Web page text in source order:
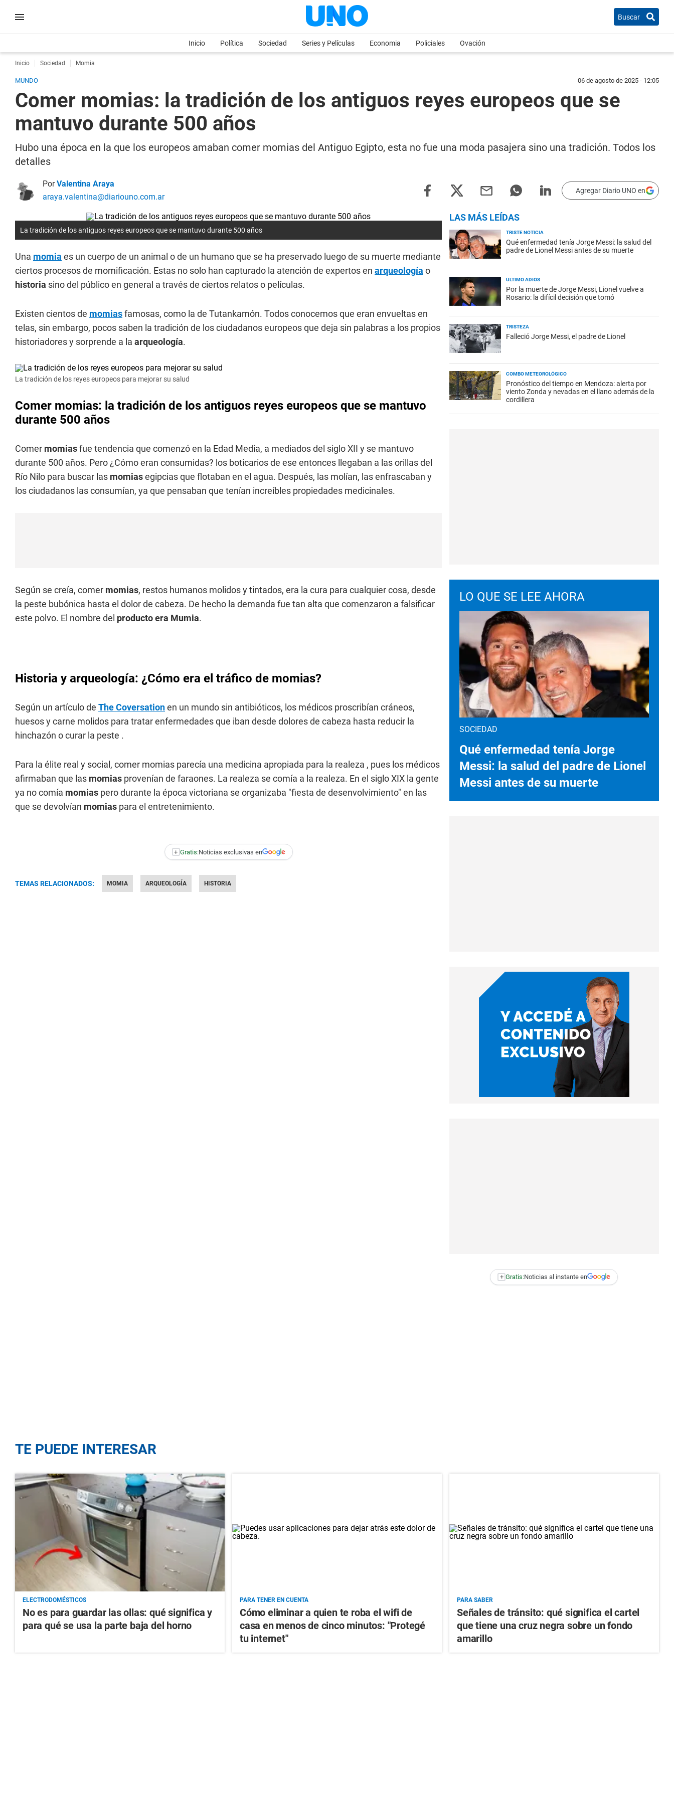
Buscar
Inicio Política Sociedad Series y Películas Economia Policiales Ovación
Inicio Sociedad Momia
MUNDO 06 de agosto de 2025 - 12:05
Comer momias: la tradición de los antiguos reyes europeos que se
mantuvo durante 500 años
Hubo una época en la que los europeos amaban comer momias del Antiguo Egipto, esta no fue una moda pasajera sino una tradición. Todos los
detalles
PorValentina Araya
araya.valentina@diariouno.com.ar
Agregar Diario UNO en
La tradición de los antiguos reyes europeos que se mantuvo durante 500 años
Una momia es un cuerpo de un animal o de un humano que se ha preservado luego de su muerte mediante
ciertos procesos de momificación. Estas no solo han capturado la atención de expertos en arqueología o
historia sino del público en general a través de ciertos relatos o películas.
Existen cientos de momiasfamosas, como la de Tutankamón. Todos conocemos que eran envueltas en
telas, sin embargo, pocos saben la tradición de los ciudadanos europeos que deja sin palabras a los propios
historiadores y sorprende a la arqueología.
La tradición de los reyes europeos para mejorar su salud
Comer momias: la tradición de los antiguos reyes europeos que se mantuvo
durante 500 años
Comer momiasfue tendencia que comenzó en la Edad Media, a mediados del siglo XII y se mantuvo
durante 500 años. Pero ¿Cómo eran consumidas? los boticarios de ese entonces llegaban a las orillas del
Río Nilo para buscar las momiasegipcias que flotaban en el agua. Después, las molían, las enfrascaban y
los ciudadanos las consumían, ya que pensaban que tenían increíbles propiedades medicinales.
Según se creía, comer momias, restos humanos molidos y tintados, era la cura para cualquier cosa, desde
la peste bubónica hasta el dolor de cabeza. De hecho la demanda fue tan alta que comenzaron a falsificar
este polvo. El nombre del producto era Mumia.
Historia y arqueología: ¿Cómo era el tráfico de momias?
Según un artículo de The Coversationen un mundo sin antibióticos, los médicos proscribían cráneos,
huesos y carne molidos para tratar enfermedades que iban desde dolores de cabeza hasta reducir la
hinchazón o curar la peste .
Para la élite real y social, comer momias parecía una medicina apropiada para la realeza , pues los médicos
afirmaban que las momias provenían de faraones. La realeza se comía a la realeza. En el siglo XIX la gente
ya no comía momias pero durante la época victoriana se organizaba "fiesta de desenvolvimiento" en las
que se devolvían momias para el entretenimiento.
+ Gratis:Noticias exclusivas en
TEMAS RELACIONADOS: MOMIA ARQUEOLOGÍA HISTORIA
LAS MÁS LEÍDAS
TRISTE NOTICIA
Qué enfermedad tenía Jorge Messi: la salud del
padre de Lionel Messi antes de su muerte
ÚLTIMO ADIÓS
Por la muerte de Jorge Messi, Lionel vuelve a
Rosario: la difícil decisión que tomó
TRISTEZA
Falleció Jorge Messi, el padre de Lionel
COMBO METEOROLÓGICO
Pronóstico del tiempo en Mendoza: alerta por
viento Zonda y nevadas en el llano además de la
cordillera
LO QUE SE LEE AHORA
SOCIEDAD
Qué enfermedad tenía Jorge
Messi: la salud del padre de Lionel
Messi antes de su muerte
+ Gratis:Noticias al instante en
TE PUEDE INTERESAR
ELECTRODOMÉSTICOS
No es para guardar las ollas: qué significa y
para qué se usa la parte baja del horno
PARA TENER EN CUENTA
Cómo eliminar a quien te roba el wifi de
casa en menos de cinco minutos: "Protegé
tu internet"
PARA SABER
Señales de tránsito: qué significa el cartel
que tiene una cruz negra sobre un fondo
amarillo